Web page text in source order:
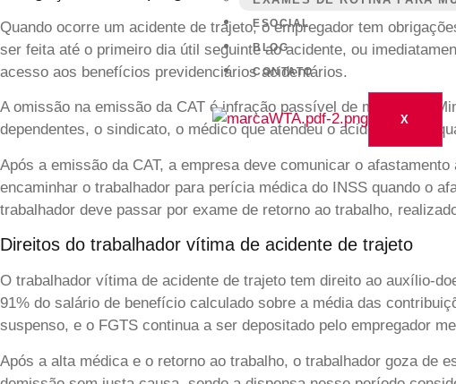
ESOCIAL
BLOG
CONTATO
X
Quando ocorre um acidente de trajeto, o empregador tem
ser feita até o primeiro dia útil seguinte ao acidente, ou
acesso aos benefícios previdenciários acidentários.
A omissão na emissão da CAT é infração passível de multa pelo
dependentes, o sindicato, o médico que atendeu o acidentado ou
Após a emissão da CAT, a empresa deve comunicar o
encaminhar o trabalhador para perícia médica do INSS quando o
trabalhador deve passar por exame de retorno ao trabalho,
Direitos do trabalhador vítima de acidente de trajeto
O trabalhador vítima de acidente de trajeto tem direito ao auxílio-
91% do salário de benefício calculado sobre a média das
suspenso, e o FGTS continua a ser depositado pelo empregador
Após a alta médica e o retorno ao trabalho, o trabalhador goza de